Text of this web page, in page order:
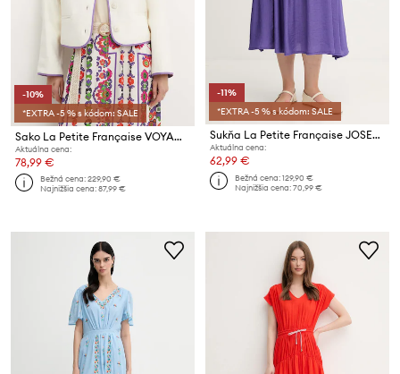
-10%
*EXTRA -5 % s kódom: SALE
Sako La Petite Française VOYAGE
Aktuálna cena:
78,99 €
Bežná cena:229,90 €
Najnižšia cena:87,99 €
-11%
*EXTRA -5 % s kódom: SALE
Sukňa La Petite Française JOSETTE
Aktuálna cena:
62,99 €
Bežná cena:129,90 €
Najnižšia cena:70,99 €